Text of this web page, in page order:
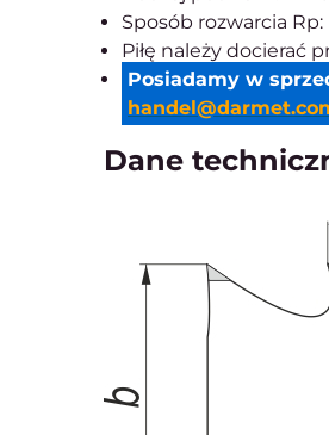
Sposób rozwarcia
Piłę należy docierać
Posiadamy w
Dane